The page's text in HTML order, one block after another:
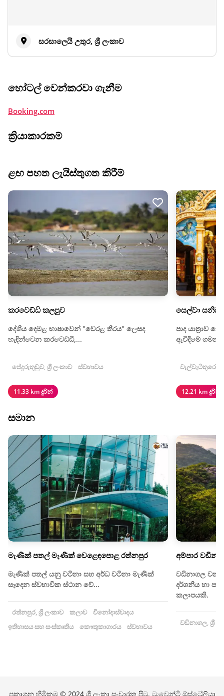
සරසාලෙයි උතුර, ශ්‍රී ලංකාව
හෝටල් වෙන්කරවා ගැනීම
Booking.com
ක්‍රියාකාරකම්
ළඟ පහත ලැයිස්තුගත කිරීම්
කරවෙඩ්ඩි කලපුව
දේශීය දෙමළ භාෂාවෙන් "වෙරළ තීරය" ලෙසද
හැඳින්වෙන කරවෙඩ්ඩි,...
පේදුරුතුඩුව, ශ්‍රී ලංකාව ස්වභාවය
11.33 km දුරින්
සෙල්වා සනිධි
පාද යාත්‍රාව
ඇවිදීමේ
වැල්වැටිතුරෙයි,
12.21 km දුරින්
සමාන
මැණික් පතල් මැණික් වෙළෙඳපොළ රත්නපුර
මැණික් පතල් යනු වටිනා සහ අර්ධ වටිනා මැණික්
සෑදෙන ස්වභාවික ස්ථාන වේ...
රත්නපුර, ශ්‍රී ලංකාව කලාව
විනෝදාස්වාදය
ඉතිහාසය සහ සංස්කෘතිය
කෞතුකාගාරය ස්වභාවය
අම්පාර
වඩිනාගල
දර්ශනීය හා
කලාපයකි.
වඩිනාගල, ශ්‍රී
ප්‍රකාශන හිමිකම © 2024 ශ්‍රී ලංකා සංචාරක පිටු. ට්‍රැවෙන්ටි ඕස්ට්‍රේලියා